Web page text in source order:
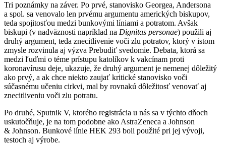
Tri poznámky na záver. Po prvé, stanovisko Georgea, Andersona
a spol. sa venovalo len prvému argumentu amerických biskupov,
teda spojitosťou medzi bunkovými líniami a potratom. Avšak
biskupi (v nadväznosti napríklad na Dignitas personae) použili aj
druhý argument, teda znecitlivenie voči zlu potratov, ktorý v istom
zmysle rozvinula aj výzva Prebudiť svedomie. Debata, ktorá sa
medzi ľuďmi o téme prístupu katolíkov k vakcínam proti
koronavírusu deje, ukazuje, že druhý argument je nemenej dôležitý
ako prvý, a ak chce niekto zaujať kritické stanovisko voči
súčasnému učeniu cirkvi, mal by rovnakú dôležitosť venovať aj
znecitliveniu voči zlu potratu.
Po druhé, Sputnik V, ktorého registrácia u nás sa v týchto dňoch
uskutočňuje, je na tom podobne ako AstraZeneca a Johnson
& Johnson. Bunkové línie HEK 293 boli použité pri jej vývoji,
testoch aj výrobe.